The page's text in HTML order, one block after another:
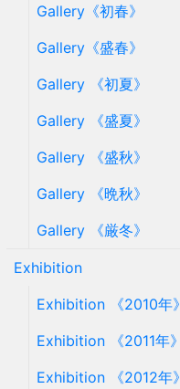
Gallery《初春》
Gallery《盛春》
Gallery 《初夏》
Gallery 《盛夏》
Gallery 《盛秋》
Gallery 《晩秋》
Gallery 《厳冬》
Exhibition
Exhibition 《2010年》
Exhibition 《2011年》
Exhibition 《2012年》